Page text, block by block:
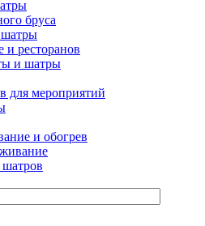
бруса
ресторанов
и шатры
для мероприятий
и обогрев